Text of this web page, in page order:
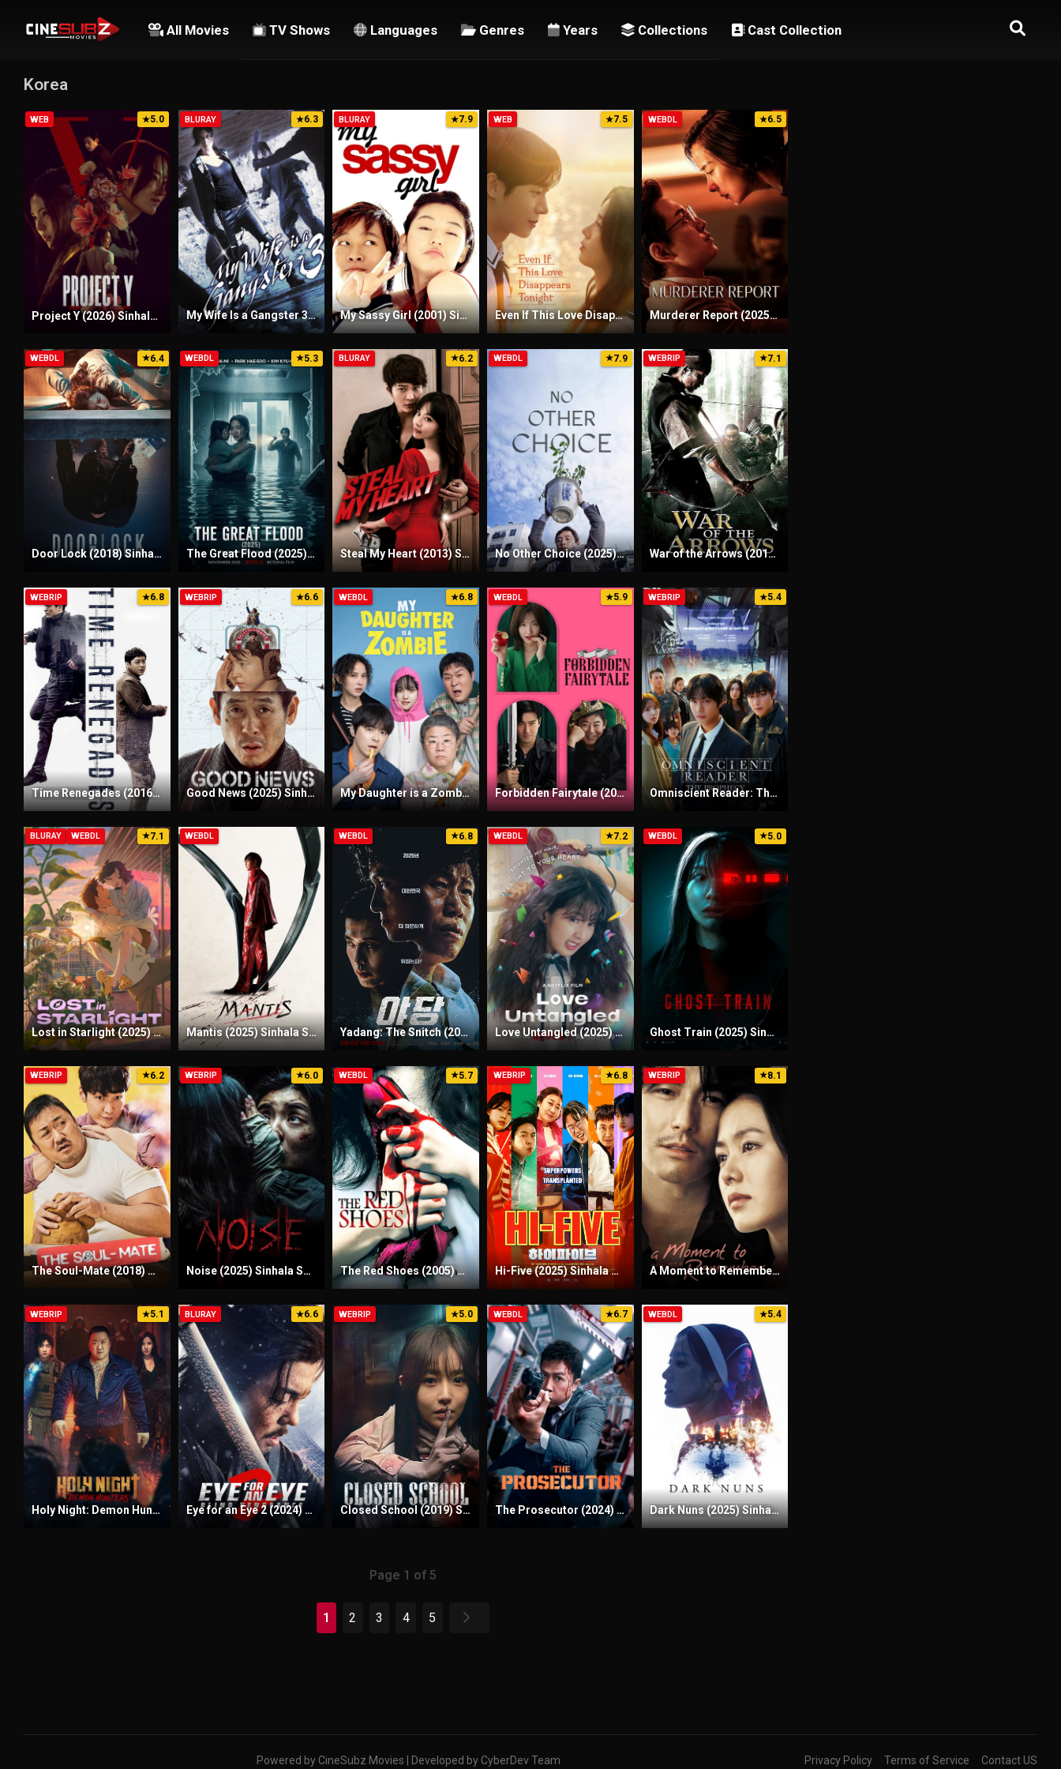
All Movies TV Shows Languages Genres Years Collections Cast Collection
Korea
★5.0
WEB
Project Y (2026) Sinhala Subtitles
★6.3
BLURAY
My Wife Is a Gangster 3 (2006) Sinhala Subtitles | සිංහල උපසිරැසි සමඟ
★7.9
BLURAY
My Sassy Girl (2001) Sinhala Subtitles | සිංහල උපසිරැසි සමඟ
★7.5
WEB
Even If This Love Disappears Tonight (2025) Sinhala Subtitles | සිංහල උපසිරැසි සමඟ
★6.5
WEBDL
Murderer Report (2025) Sinhala Subtitles | සිංහල උපසිරැසි සමඟ
★6.4
WEBDL
Door Lock (2018) Sinhala Subtitles | සිංහල උපසිරැසි සමඟ
★5.3
WEBDL
The Great Flood (2025) Sinhala Subtitles | සිංහල උපසිරැසි සමඟ
★6.2
BLURAY
Steal My Heart (2013) Sinhala Subtitles | සිංහල උපසිරැසි සමඟ
★7.9
WEBDL
No Other Choice (2025) Sinhala Subtitles | සිංහල උපසිරැසි සමඟ
★7.1
WEBRIP
War of the Arrows (2011) Sinhala Subtitles | සිංහල උපසිරැසි සමඟ
★6.8
WEBRIP
Time Renegades (2016) Sinhala Subtitles | සිංහල උපසිරැසි සමඟ
★6.6
WEBRIP
Good News (2025) Sinhala Subtitles | සිංහල උපසිරැසි සමඟ
★6.8
WEBDL
My Daughter is a Zombie (2025) Sinhala Subtitles | සිංහල උපසිරැසි සමඟ
★5.9
WEBDL
Forbidden Fairytale (2025) Sinhala Subtitles | සිංහල උපසිරැසි සමඟ
★5.4
WEBRIP
Omniscient Reader: The Prophecy (2025) Sinhala Subtitles | සිංහල උපසිරැසි සමඟ
★7.1
BLURAY WEBDL
Lost in Starlight (2025) Sinhala Subtitles | සිංහල උපසිරැසි සමඟ
WEBDL
Mantis (2025) Sinhala Subtitles | සිංහල උපසිරැසි සමඟ
★6.8
WEBDL
Yadang: The Snitch (2025) Sinhala Subtitles | සිංහල උපසිරැසි සමඟ
★7.2
WEBDL
Love Untangled (2025) Sinhala Subtitles | සිංහල උපසිරැසි සමඟ
★5.0
WEBDL
Ghost Train (2025) Sinhala Subtitles | සිංහල උපසිරැසි සමඟ
★6.2
WEBRIP
The Soul-Mate (2018) Sinhala Subtitles | සිංහල උපසිරැසි සමඟ
★6.0
WEBRIP
Noise (2025) Sinhala Subtitles | සිංහල උපසිරැසි සමඟ
★5.7
WEBDL
The Red Shoes (2005) Sinhala Subtitles | සිංහල උපසිරැසි සමඟ
★6.8
WEBRIP
Hi-Five (2025) Sinhala Subtitles | සිංහල උපසිරැසි සමඟ
★8.1
WEBRIP
A Moment to Remember (2004) Sinhala Subtitles | සිංහල උපසිරැසි සමඟ
★5.1
WEBRIP
Holy Night: Demon Hunters (2025) Sinhala Subtitles | සිංහල උපසිරැසි සමඟ
★6.6
BLURAY
Eye for an Eye 2 (2024) Sinhala Subtitles | සිංහල උපසිරැසි සමඟ
★5.0
WEBRIP
Closed School (2019) Sinhala Subtitles | සිංහල උපසිරැසි සමඟ
★6.7
WEBDL
The Prosecutor (2024) Sinhala Subtitles | සිංහල උපසිරැසි සමඟ
★5.4
WEBDL
Dark Nuns (2025) Sinhala Subtitles | සිංහල උපසිරැසි සමඟ
Page 1 of 5
1 2 3 4 5
Privacy Policy Terms of Service Contact US
Powered by CineSubz Movies | Developed by CyberDev Team